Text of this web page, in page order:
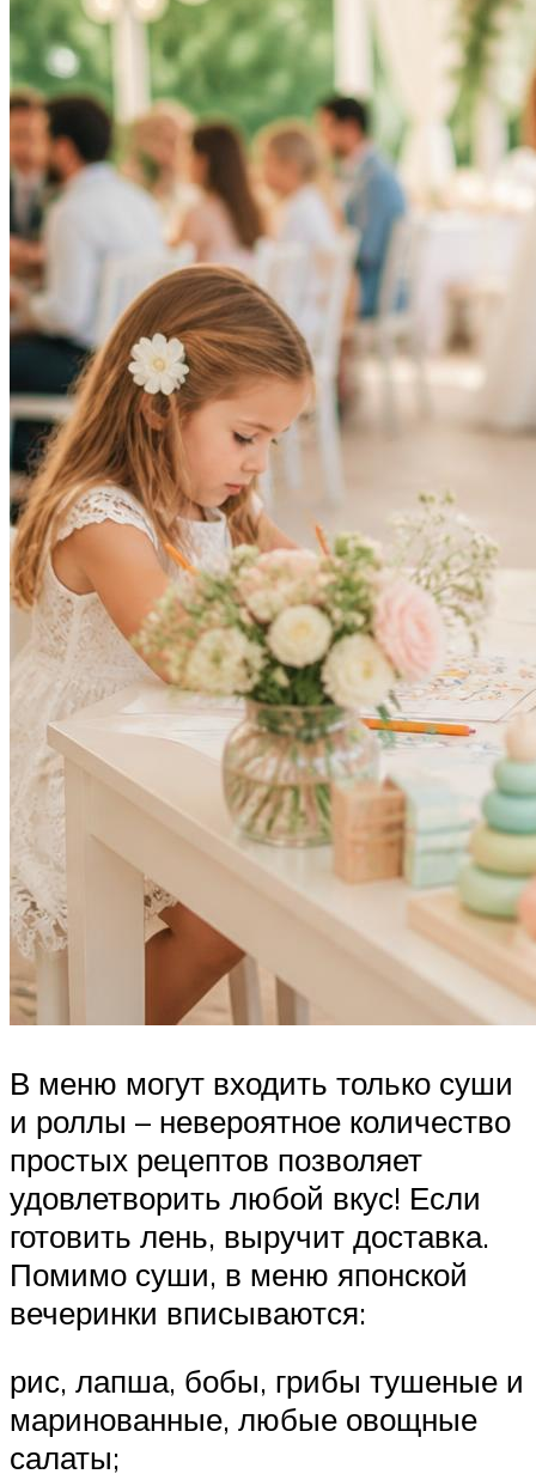
В меню могут входить только суши
и роллы – невероятное количество
простых рецептов позволяет
удовлетворить любой вкус! Если
готовить лень, выручит доставка.
Помимо суши, в меню японской
вечеринки вписываются:
рис, лапша, бобы, грибы тушеные и
маринованные, любые овощные
салаты;